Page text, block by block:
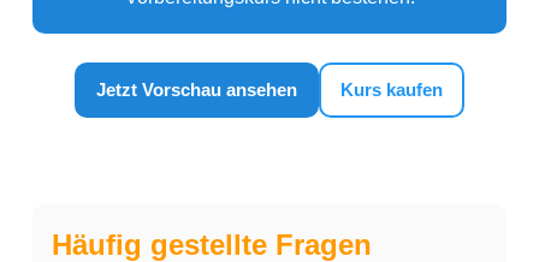
Jetzt Vorschau ansehen Kurs kaufen
Häufig gestellte Fragen